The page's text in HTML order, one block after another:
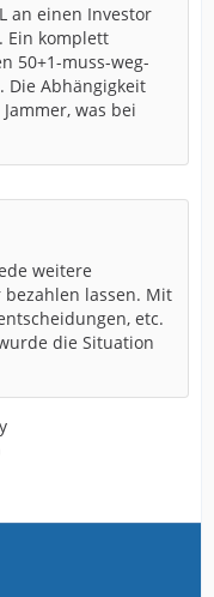
an einen Investor
Ein komplett
50+1-muss-weg-
Die Abhängigkeit
was bei
weitere
lassen. Mit
etc.
die Situation